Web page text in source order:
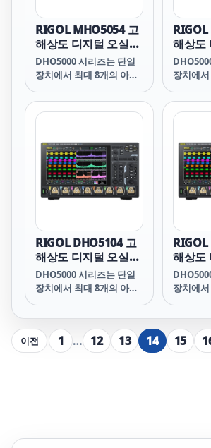
RIGOL MHO5054 고
해상도 디지털 오실로
스코프
DHO5000 시리즈는 단일
장치에서 최대 8개의 아날
여, 전력 순서 테스트, 3상
전력 분석, 모터 테스트, 3
양한 다채널 테스트 응용
프로그램을 처리할 수 있습
니다.
해상도
스코프
장치에
여, 전력
전력 분
양한 다
프로그
니다.
RIGOL DHO5104 고
해상도 디지털 오실로
스코프
DHO5000 시리즈는 단일
장치에서 최대 8개의 아날
전력 분석, 모터 테스트, 3
세대 반도체 테스트 등 다
양한 다채널 테스트 응용
해상도
스코프
장치에
전력 분
세대 반
양한 다
이전 1 … 12 13 14 15